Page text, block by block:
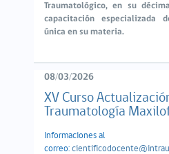
Traumatológico, en su
capacitación especializada
única en su materia.
08/03/2026
XV Curso
Traumatología
Informaciones al
correo: